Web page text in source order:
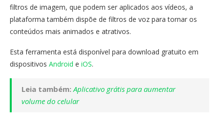
filtros de imagem, que podem ser aplicados aos vídeos, a
plataforma também dispõe de filtros de voz para tornar os
conteúdos mais animados e atrativos.
Esta ferramenta está disponível para download gratuito em
dispositivos Android e iOS.
Leia também: Aplicativo grátis para aumentar
volume do celular